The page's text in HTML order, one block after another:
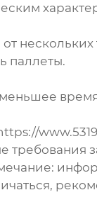
нескольких
паллеты.
требования